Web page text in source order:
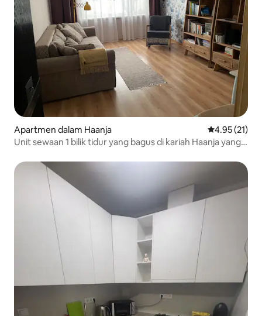
Apartmen dalam Haanja Penarafan
4.95 (21)
Unit sewaan 1 bilik tidur yang bagus di kariah Haanja yang